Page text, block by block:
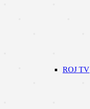
ROJ TV